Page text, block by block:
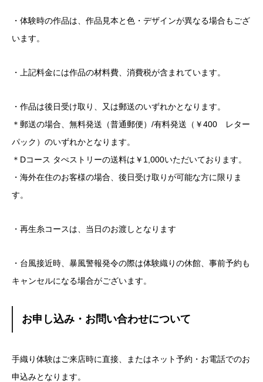
・体験時の作品は、作品見本と色・デザインが異なる場合もござ
います。
・上記料金には作品の材料費、消費税が含まれています。
・作品は後日受け取り、又は郵送のいずれかとなります。
＊郵送の場合、無料発送（普通郵便）/有料発送（￥400 レター
パック）のいずれかとなります。
＊Dコース タぺストリーの送料は￥1,000いただいております。
・海外在住のお客様の場合、後日受け取りが可能な方に限りま
す。
・再生糸コースは、当日のお渡しとなります
・台風接近時、暴風警報発令の際は体験織りの休館、事前予約も
キャンセルになる場合がございます。
お申し込み・お問い合わせについて
手織り体験はご来店時に直接、またはネット予約・お電話でのお
申込みとなります。